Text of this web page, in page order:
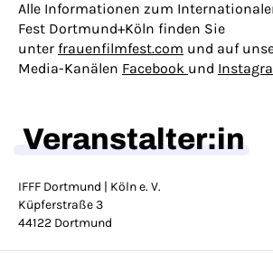
Alle Informationen zum
Fest Dortmund+Köln finden Sie
unter frauenfilmfest.com und auf
Media-Kanälen Facebook und
Veranstalter:in
IFFF Dortmund | Köln e. V.
Küpferstraße 3
44122 Dortmund